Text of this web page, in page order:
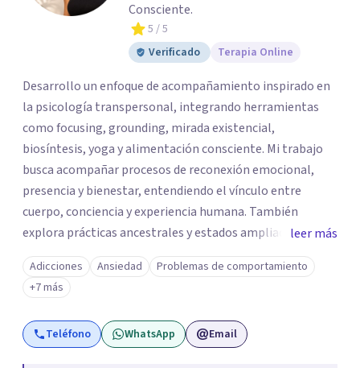
Consciente.
5 / 5
Verificado
Terapia Online
Desarrollo un enfoque de acompañamiento inspirado en
la psicología transpersonal, integrando herramientas
como focusing, grounding, mirada existencial,
biosíntesis, yoga y alimentación consciente. Mi trabajo
busca acompañar procesos de reconexión emocional,
presencia y bienestar, entendiendo el vínculo entre
cuerpo, conciencia y experiencia humana. También
explora prácticas ancestrales y estados ampliados de
conciencia como caminos de introspección,
resignificación emocional y crecimiento personal. Se
caracteriza por crear espacios cálidos y humanos,
orientados a la autenticidad, la escucha y el desarrollo de
una relación más consciente con uno mismo y con la vida.
leer más
Adicciones Ansiedad
Problemas de comportamiento
+7 más
Teléfono WhatsApp Email